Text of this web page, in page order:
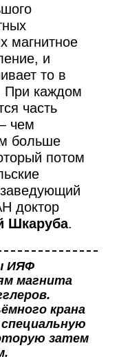
магнитное
и
то в
При каждом
часть
чем
больше
потом
доктор
Шкаруба.
ИЯФ
магнита
крана
затем